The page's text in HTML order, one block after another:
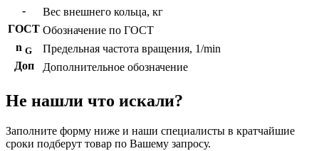
-
Вес внешнего кольца, кг
ГОСТ Обозначение по ГОСТ
n G
Предельная частота вращения, 1/min
Доп
Дополнительное обозначение
Не нашли что искали?
Заполните форму ниже и наши специалисты в кратчайшие
сроки подберут товар по Вашему запросу.